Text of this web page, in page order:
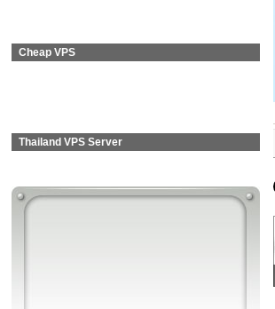
Cheap VPS
Thailand VPS Server